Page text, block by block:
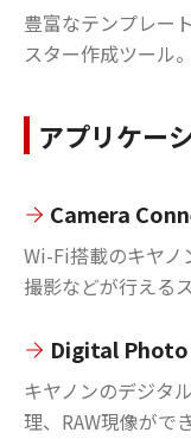
豊富なテンプレー
スター作成ツール。
アプリケー
Camera
Wi-Fi搭載のキヤノ
撮影などが行える
Digital
キヤノンのデジタ
理、RAW現像がで